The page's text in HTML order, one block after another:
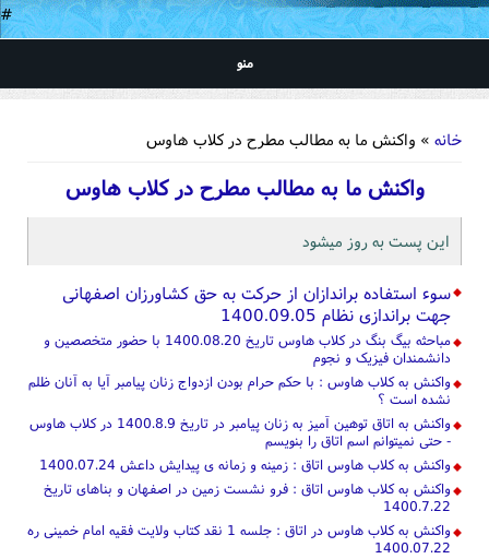
#
منو
خانه » واکنش ما به مطالب مطرح در کلاب هاوس
واکنش ما به مطالب مطرح در کلاب هاوس
این پست به روز میشود
سوء استفاده براندازان از حرکت به حق کشاورزان اصفهانی
جهت براندازی نظام 1400.09.05
مباحثه بیگ بنگ در کلاب هاوس تاریخ 1400.08.20 با حضور متخصصین و
دانشمندان فیزیک و نجوم
واکنش به کلاب هاوس : با حکم حرام بودن ازدواج زنان پیامبر آیا به آنان ظلم
نشده است ؟
واکنش به اتاق توهین آمیز به زنان پیامبر در تاریخ 1400.8.9 در کلاب هاوس
- حتی نمیتوانم اسم اتاق را بنویسم
واکنش به کلاب هاوس اتاق : زمینه و زمانه ی پیدایش داعش 1400.07.24
واکنش به کلاب هاوس اتاق : فرو نشست زمین در اصفهان و بناهای تاریخ
1400.7.22
واکنش به کلاب هاوس در اتاق : جلسه 1 نقد کتاب ولایت فقیه امام خمینی ره
1400.07.22